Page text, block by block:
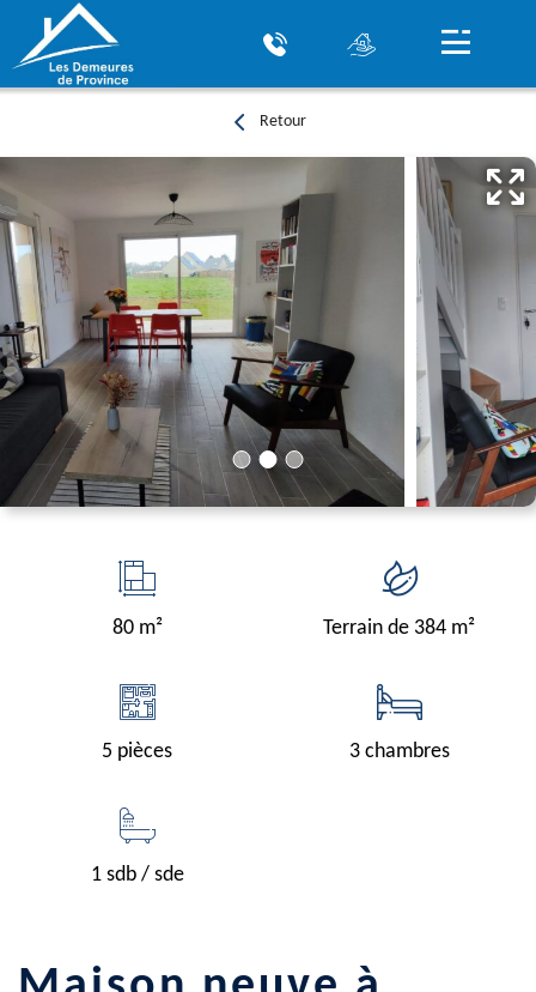
Retour
80 m² Terrain de 384 m²
5 pièces 3 chambres
1 sdb / sde